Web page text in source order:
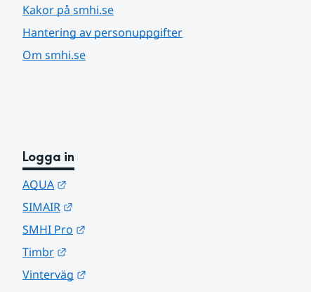
Kakor på smhi.se
Hantering av personuppgifter
Om smhi.se
Logga in
AQUA
SIMAIR
SMHI Pro
Timbr
Vinterväg